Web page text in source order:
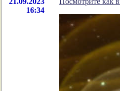
16:34